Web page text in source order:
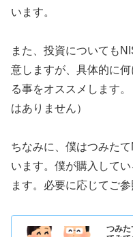
います。
また、投資についても
意しますが、具体的に
る事をオススメします
はありません）
ちなみに、僕はつみた
います。僕が購入して
ます。必要に応じてご参
つみ